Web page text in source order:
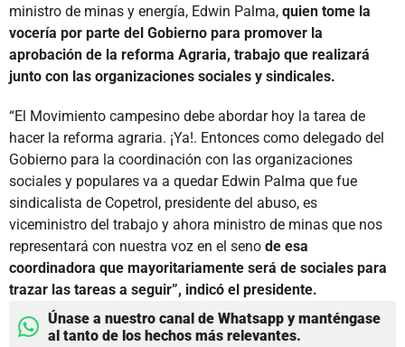
ministro de minas y energía, Edwin Palma, quien tome la
vocería por parte del Gobierno para promover la
aprobación de la reforma Agraria, trabajo que realizará
junto con las organizaciones sociales y sindicales.
“El Movimiento campesino debe abordar hoy la tarea de
hacer la reforma agraria. ¡Ya!. Entonces como delegado del
Gobierno para la coordinación con las organizaciones
sociales y populares va a quedar Edwin Palma que fue
sindicalista de Copetrol, presidente del abuso, es
viceministro del trabajo y ahora ministro de minas que nos
representará con nuestra voz en el seno de esa
coordinadora que mayoritariamente será de sociales para
trazar las tareas a seguir”, indicó el presidente.
Únase a nuestro canal de Whatsapp y manténgase
al tanto de los hechos más relevantes.